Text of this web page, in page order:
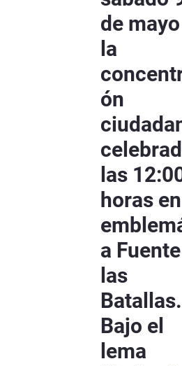
de
la
ón
las
horas
a
las
Batallas.
Bajo el
lema